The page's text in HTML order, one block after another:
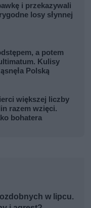
i przekazywali
losy słynnej
a potem
Kulisy
Polską
większej liczby
razem wzięci.
bohatera
w lipcu.